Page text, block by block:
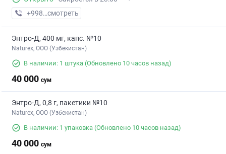
+998 (71) XXX-XX-XX
смотреть
Энтро-Д, 400 мг, капс. №10
Naturex, OOO (Узбекистан)
В наличии: 1 штука (Обновлено 10 часов назад)
40 000 сум
Энтро-Д, 0,8 г, пакетики №10
Naturex, OOO (Узбекистан)
В наличии: 1 упаковка (Обновлено 10 часов назад)
40 000 сум